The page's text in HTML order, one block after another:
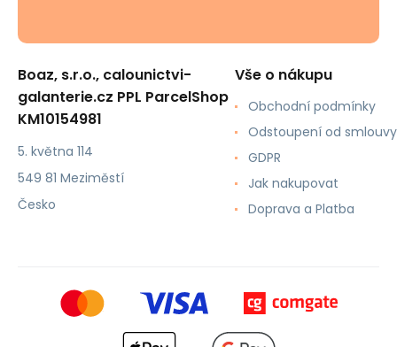
Boaz, s.r.o., calounictvi-
galanterie.cz PPL ParcelShop
KM10154981
5. května 114
549 81 Meziměstí
Česko
Vše o nákupu
Obchodní podmínky
Odstoupení od smlouvy
GDPR
Jak nakupovat
Doprava a Platba